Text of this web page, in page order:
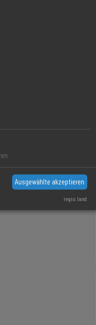
Ausgewählte akzeptieren
regio.land